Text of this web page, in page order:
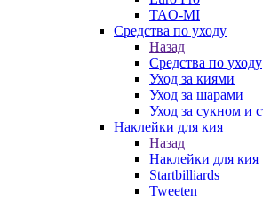
TAO-MI
Средства по уходу
Назад
Средства по уходу
Уход за киями
Уход за шарами
Уход за сукном и
Наклейки для кия
Назад
Наклейки для кия
Startbilliards
Tweeten